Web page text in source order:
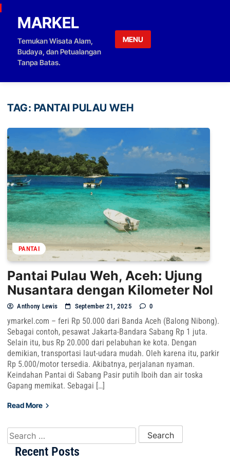
Skip to content
MARKEL
Temukan Wisata Alam,
Budaya, dan Petualangan
Tanpa Batas.
MENU
TAG: PANTAI PULAU WEH
PANTAI
Pantai Pulau Weh, Aceh: Ujung
Nusantara dengan Kilometer Nol
Anthony Lewis September 21, 2025 0
ymarkel.com – feri Rp 50.000 dari Banda Aceh (Balong Nibong).
Sebagai contoh, pesawat Jakarta-Bandara Sabang Rp 1 juta.
Selain itu, bus Rp 20.000 dari pelabuhan ke kota. Dengan
demikian, transportasi laut-udara mudah. Oleh karena itu, parkir
Rp 5.000/motor tersedia. Akibatnya, perjalanan nyaman.
Keindahan Pantai di Sabang Pasir putih Iboih dan air toska
Gapang memikat. Sebagai […]
Read More
Search for:
Recent Posts